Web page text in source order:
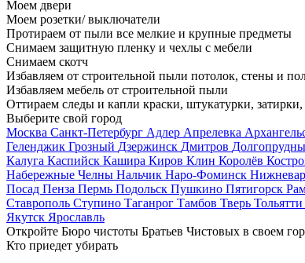
Моем двери
Моем розетки/ выключатели
Протираем от пыли все мелкие и крупные предметы
Снимаем защитную пленку и чехлы с мебели
Снимаем скотч
Избавляем от строительной пыли потолок, стены и
Избавляем мебель от строительной пыли
Оттираем следы и капли краски, штукатурки,
Выберите свой город
Москва Санкт-Петербург Адлер Апрелевка
Геленджик Грозный Дзержинск Дмитров
Калуга Каспийск Кашира Киров Клин Королёв
Набережные Челны Нальчик Наро-Фоминск
Посад Пенза Пермь Подольск Пушкино Пятигорск
Ставрополь Ступино Таганрог Тамбов Тверь Тольятти
Якутск Ярославль
Откройте Бюро чистоты Братьев Чистовых в своем
Кто приедет убирать